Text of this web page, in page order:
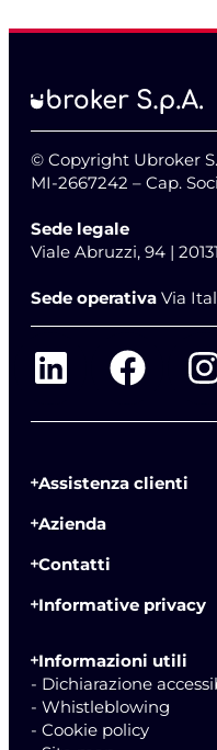
© Copyright Ubroker
MI-2667242 – Cap.
Sede legale
Viale Abruzzi, 94 |
Sede operativa Via
Assistenza clienti
Azienda
Contatti
Informative privacy
Informazioni utili
- Dichiarazione
- Whistleblowing
- Cookie policy